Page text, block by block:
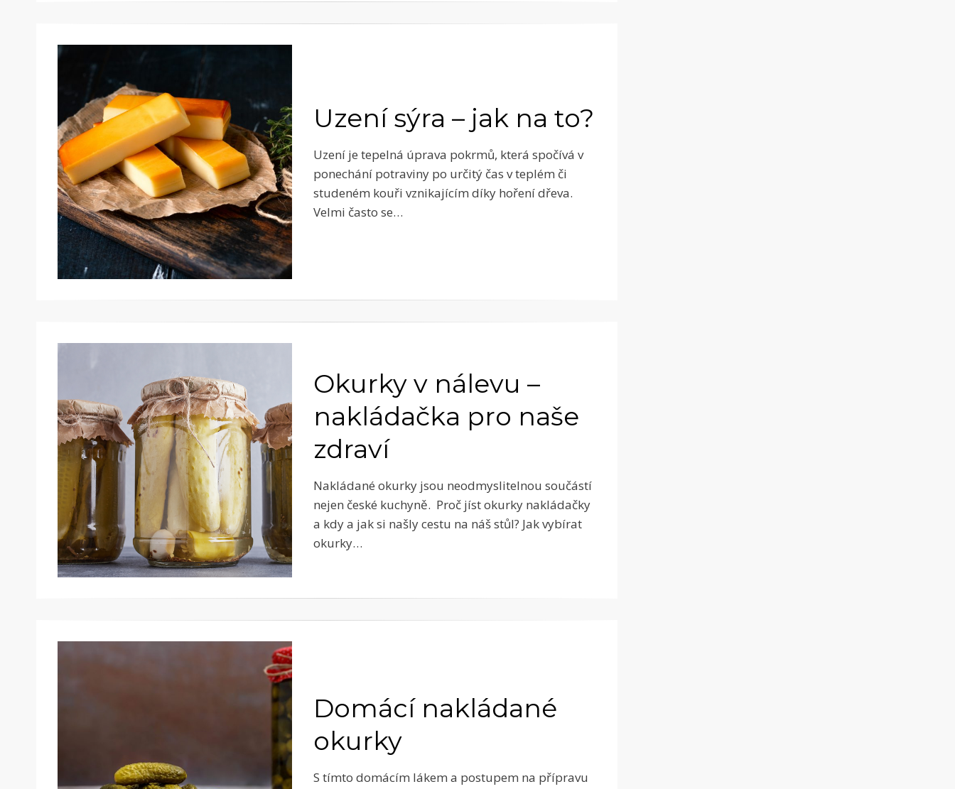
Uzení sýra – jak na to?
Uzení je tepelná úprava pokrmů, která spočívá v
ponechání potraviny po určitý čas v teplém či
studeném kouři vznikajícím díky hoření dřeva.
Velmi často se…
Okurky v nálevu –
nakládačka pro naše
zdraví
Nakládané okurky jsou neodmyslitelnou součástí
nejen české kuchyně. Proč jíst okurky nakládačky
a kdy a jak si našly cestu na náš stůl? Jak vybírat
okurky…
Domácí nakládané
okurky
S tímto domácím lákem a postupem na přípravu